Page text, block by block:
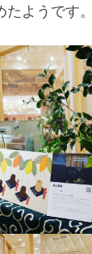
たようです。